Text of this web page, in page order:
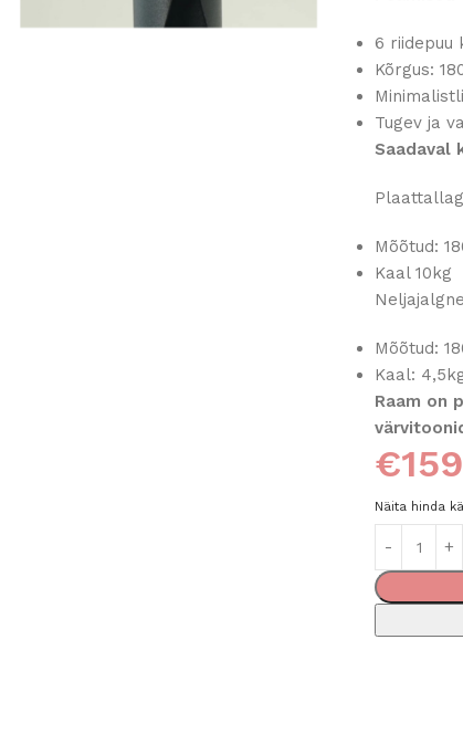
6 riidepuu
Kõrgus:
Tugev ja
Saadaval
Mõõtud:
Kaal 10kg
Mõõtud:
Kaal:
Raam on
€
Näita hinda